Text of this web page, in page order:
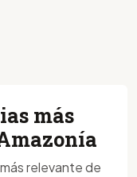
más
relevante de